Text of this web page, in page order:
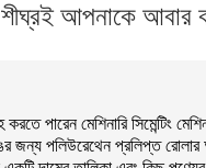
আপনাকে আবার
H(মিমি)